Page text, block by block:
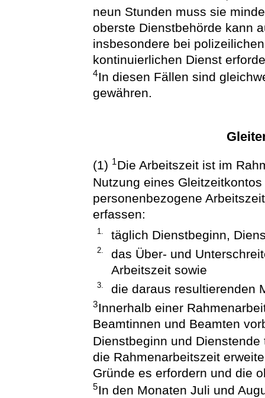
neun Stunden muss sie
oberste Dienstbehörde kann
insbesondere bei
kontinuierlichen Dienst
4In diesen Fällen sind
gewähren.
(1) 1Die Arbeitszeit ist im
Nutzung eines
personenbezogene
erfassen:
1. täglich Dienstbeginn,
2.
das Über- und
Arbeitszeit sowie
3. die daraus resultierenden
3Innerhalb einer
Beamtinnen und Beamten
Dienstbeginn und
die Rahmenarbeitszeit
Gründe es erfordern und die
5In den Monaten Juli und